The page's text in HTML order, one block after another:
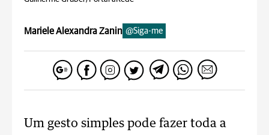
Mariele Alexandra Zanin @Siga-me
Um gesto simples pode fazer toda a